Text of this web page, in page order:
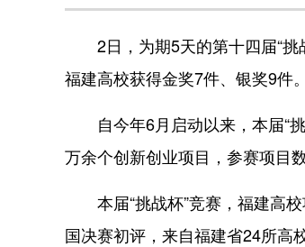
2日，为期5天的第十四届“挑
福建高校获得金奖7件、银奖9件。
自今年6月启动以来，本届“挑
万余个创新创业项目，参赛项目
本届“挑战杯”竞赛，福建高校
国决赛初评，来自福建省24所高